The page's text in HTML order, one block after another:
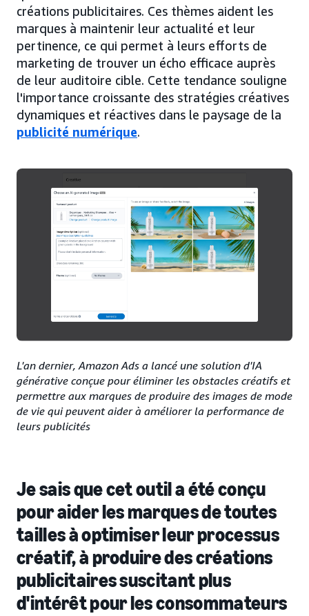
créations publicitaires. Ces thèmes aident les
marques à maintenir leur actualité et leur
pertinence, ce qui permet à leurs efforts de
marketing de trouver un écho efficace auprès
de leur auditoire cible. Cette tendance souligne
l'importance croissante des stratégies créatives
dynamiques et réactives dans le paysage de la
publicité numérique.
L'an dernier, Amazon Ads a lancé une solution d'IA
générative conçue pour éliminer les obstacles créatifs et
permettre aux marques de produire des images de mode
de vie qui peuvent aider à améliorer la performance de
leurs publicités
Je sais que cet outil a été conçu
pour aider les marques de toutes
tailles à optimiser leur processus
créatif, à produire des créations
publicitaires suscitant plus
d'intérêt pour les consommateurs